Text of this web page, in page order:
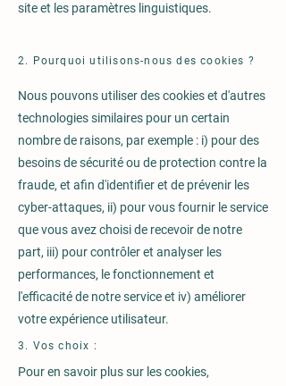
site et les paramètres linguistiques.
2. Pourquoi utilisons-nous des cookies ?
Nous pouvons utiliser des cookies et d'autres
technologies similaires pour un certain
nombre de raisons, par exemple : i) pour des
besoins de sécurité ou de protection contre la
fraude, et afin d'identifier et de prévenir les
cyber-attaques, ii) pour vous fournir le service
que vous avez choisi de recevoir de notre
part, iii) pour contrôler et analyser les
performances, le fonctionnement et
l'efficacité de notre service et iv) améliorer
votre expérience utilisateur.
3. Vos choix :
Pour en savoir plus sur les cookies,